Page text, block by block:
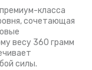
класса
сочетающая
весу 360 грамм
силы.